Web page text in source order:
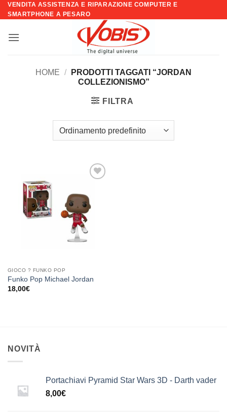
Salta
ai
VENDITA ASSISTENZA E RIPARAZIONE COMPUTER E
SMARTPHONE A PESARO
HOME /
PRODOTTI TAGGATI “JORDAN
COLLEZIONISMO”
FILTRA
alla lista
dei
desideri
GIOCO ? FUNKO POP
Funko Pop Michael Jordan
18,00€
NOVITÀ
Portachiavi Pyramid Star Wars 3D - Darth vader
8,00€